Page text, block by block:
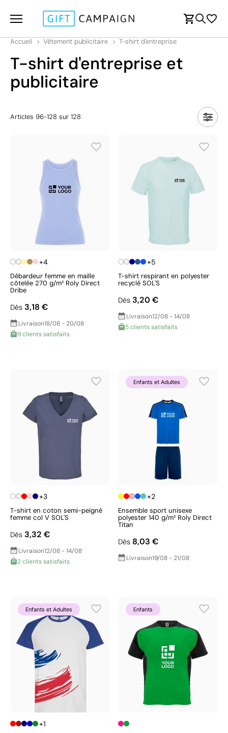
Accueil Vêtement publicitaire T-shirt d'entreprise
T-shirt d'entreprise et
publicitaire
Articles 96-128 sur 128
+4
Débardeur femme en maille
côtelée 270 g/m² Roly Direct
Dribe
Dès 3,18 €
Livraison18/08 - 20/08
9 clients satisfaits
+5
T-shirt respirant en polyester
recyclé SOL'S
Dès 3,20 €
Livraison12/08 - 14/08
5 clients satisfaits
+3
T-shirt en coton semi-peigné
femme col V SOL'S
Dès 3,32 €
Livraison12/08 - 14/08
2 clients satisfaits
Enfants et Adultes
+2
Ensemble sport unisexe
polyester 140 g/m² Roly Direct
Titan
Dès 8,03 €
Livraison19/08 - 21/08
Enfants et Adultes
+1
Enfants